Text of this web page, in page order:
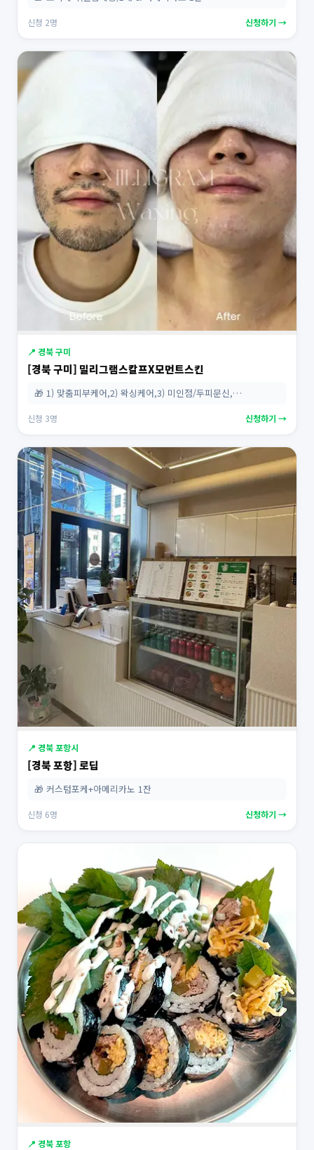
신청 2명 신청하기 →
📍 경북 구미
[경북 구미] 밀리그램스칼프X모먼트스킨
🎁 1) 맞춤피부케어,2) 왁싱케어,3) 미인점/두피문신,…
신청 3명 신청하기 →
📍 경북 포항시
[경북 포항] 로딥
🎁 커스텀포케+아메리카노 1잔
신청 6명 신청하기 →
📍 경북 포항